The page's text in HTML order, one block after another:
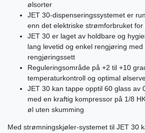
ølsorter
JET 30-dispenseringssystemet er
enn det elektriske strømforbruket
JET 30 er laget av holdbare og
lang levetid og enkel rengjøring med
rengjøringssett
Reguleringsområde på +2 til +10
temperaturkontroll og optimal
JET 30 kan tappe opptil 60 glass av
med en kraftig kompressor på 1/8
øl uten skumming
Med strømningskjøler-systemet til JET 30